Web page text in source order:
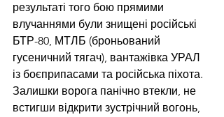
результаті того бою прямими
влучаннями були знищені російські
БТР-80, МТЛБ (броньований
гусеничний тягач), вантажівка УРАЛ
із боєприпасами та російська піхота.
Залишки ворога панічно втекли, не
встигши відкрити зустрічний вогонь,